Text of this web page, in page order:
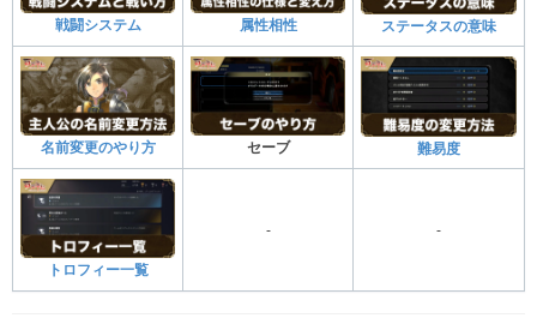
戦闘システム 属性相性 ステータスの意味
名前変更のやり方 セーブ 難易度
トロフィー一覧
- -